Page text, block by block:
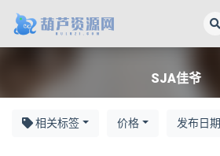
SJA佳爷
相关标签 价格 发布日期